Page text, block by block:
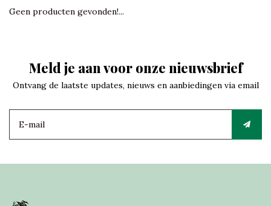
Geen producten gevonden!...
Meld je aan voor onze nieuwsbrief
Ontvang de laatste updates, nieuws en aanbiedingen via email